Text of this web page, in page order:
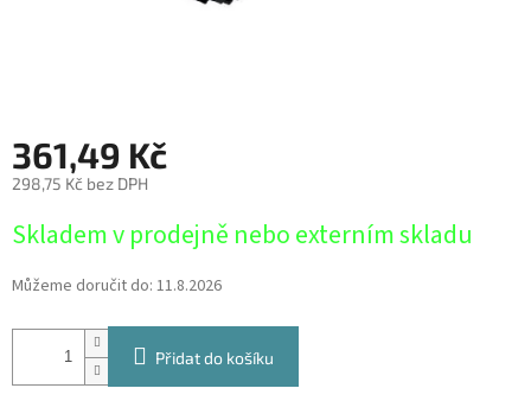
361,49 Kč
298,75 Kč bez DPH
cena:
Skladem v prodejně nebo externím skladu
Můžeme doručit do: 11.8.2026
Přidat do košíku